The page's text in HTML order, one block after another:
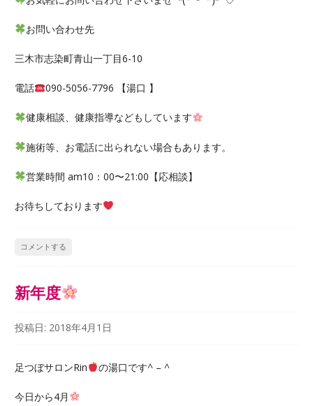
お問い合わせ先
三木市志染町青山一丁目6-10
電話 090-5056-7796 【湯口 】
健康相談、健康指導などもしています
施術等、お電話に出られない場合もあります。
営業時間 am10：00〜21:00【応相談】
お待ちしております
コメントする
新年度
投稿日: 2018年4月1日
足つぼサロンRin の湯口です^ – ^
今日から4月